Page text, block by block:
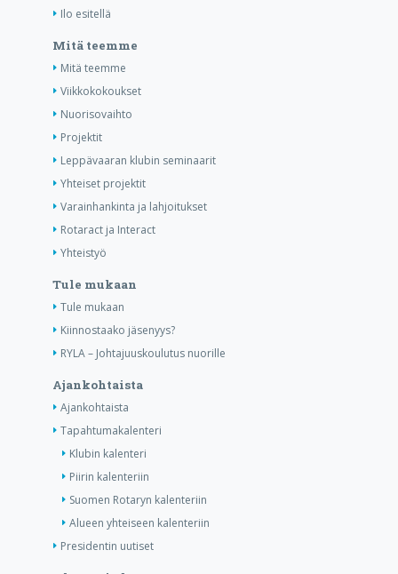
Ilo esitellä
Mitä teemme
Mitä teemme
Viikkokokoukset
Nuorisovaihto
Projektit
Leppävaaran klubin seminaarit
Yhteiset projektit
Varainhankinta ja lahjoitukset
Rotaract ja Interact
Yhteistyö
Tule mukaan
Tule mukaan
Kiinnostaako jäsenyys?
RYLA – Johtajuuskoulutus nuorille
Ajankohtaista
Ajankohtaista
Tapahtumakalenteri
Klubin kalenteri
Piirin kalenteriin
Suomen Rotaryn kalenteriin
Alueen yhteiseen kalenteriin
Presidentin uutiset